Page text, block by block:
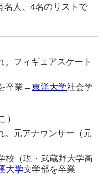
名人、4名のリストで
。フィギュアスケート
卒業→東洋大学社会学
）
。元アナウンサー（元
校（現・武蔵野大学高
大学文学部を卒業